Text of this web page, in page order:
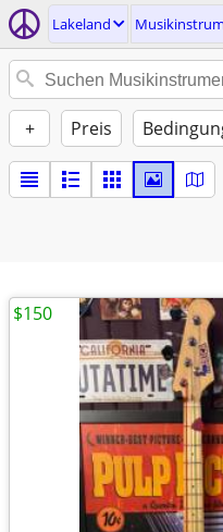
Lakeland
+ Preis
$150